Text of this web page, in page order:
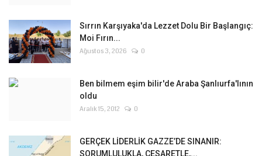
Sırrın Karşıyaka'da Lezzet Dolu Bir Başlangıç:
Moi Fırın...
Ağustos 3, 2026 0
Ben bilmem eşim bilir'de Araba Şanlıurfa'lının
oldu
Aralık 15, 2012 0
GERÇEK LİDERLİK GAZZE’DE SINANIR:
SORUMLULUKLA, CESARETLE,...